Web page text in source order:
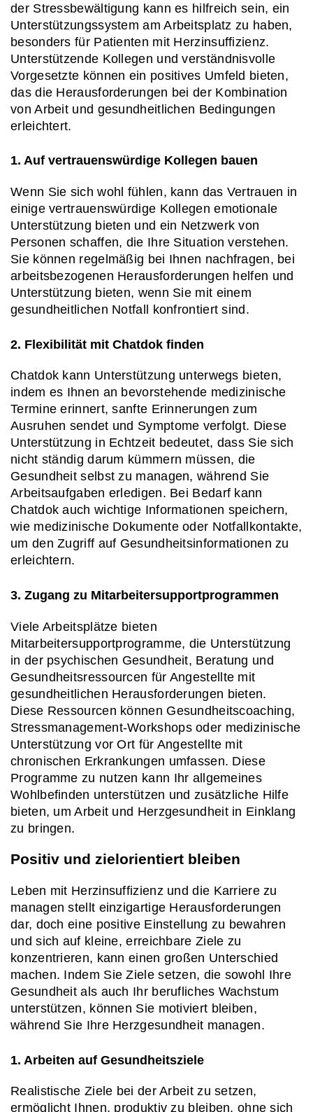
der Stressbewältigung kann es hilfreich sein, ein
Unterstützungssystem am Arbeitsplatz zu haben,
besonders für Patienten mit Herzinsuffizienz.
Unterstützende Kollegen und verständnisvolle
Vorgesetzte können ein positives Umfeld bieten,
das die Herausforderungen bei der Kombination
von Arbeit und gesundheitlichen Bedingungen
erleichtert.
1. Auf vertrauenswürdige Kollegen bauen
Wenn Sie sich wohl fühlen, kann das Vertrauen in
einige vertrauenswürdige Kollegen emotionale
Unterstützung bieten und ein Netzwerk von
Personen schaffen, die Ihre Situation verstehen.
Sie können regelmäßig bei Ihnen nachfragen, bei
arbeitsbezogenen Herausforderungen helfen und
Unterstützung bieten, wenn Sie mit einem
gesundheitlichen Notfall konfrontiert sind.
2. Flexibilität mit Chatdok finden
Chatdok kann Unterstützung unterwegs bieten,
indem es Ihnen an bevorstehende medizinische
Termine erinnert, sanfte Erinnerungen zum
Ausruhen sendet und Symptome verfolgt. Diese
Unterstützung in Echtzeit bedeutet, dass Sie sich
nicht ständig darum kümmern müssen, die
Gesundheit selbst zu managen, während Sie
Arbeitsaufgaben erledigen. Bei Bedarf kann
Chatdok auch wichtige Informationen speichern,
wie medizinische Dokumente oder Notfallkontakte,
um den Zugriff auf Gesundheitsinformationen zu
erleichtern.
3. Zugang zu Mitarbeitersupportprogrammen
Viele Arbeitsplätze bieten
Mitarbeitersupportprogramme, die Unterstützung
in der psychischen Gesundheit, Beratung und
Gesundheitsressourcen für Angestellte mit
gesundheitlichen Herausforderungen bieten.
Diese Ressourcen können Gesundheitscoaching,
Stressmanagement-Workshops oder medizinische
Unterstützung vor Ort für Angestellte mit
chronischen Erkrankungen umfassen. Diese
Programme zu nutzen kann Ihr allgemeines
Wohlbefinden unterstützen und zusätzliche Hilfe
bieten, um Arbeit und Herzgesundheit in Einklang
zu bringen.
Positiv und zielorientiert bleiben
Leben mit Herzinsuffizienz und die Karriere zu
managen stellt einzigartige Herausforderungen
dar, doch eine positive Einstellung zu bewahren
und sich auf kleine, erreichbare Ziele zu
konzentrieren, kann einen großen Unterschied
machen. Indem Sie Ziele setzen, die sowohl Ihre
Gesundheit als auch Ihr berufliches Wachstum
unterstützen, können Sie motiviert bleiben,
während Sie Ihre Herzgesundheit managen.
1. Arbeiten auf Gesundheitsziele
Realistische Ziele bei der Arbeit zu setzen,
ermöglicht Ihnen, produktiv zu bleiben, ohne sich